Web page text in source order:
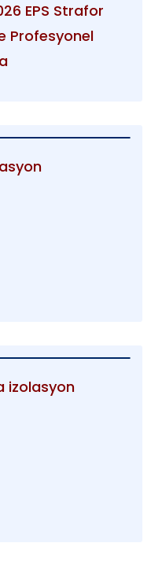
EPS Strafor
Profesyonel
izolasyon